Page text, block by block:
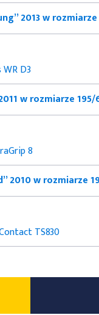
2013 w rozmiarze
D3
w rozmiarze 195/
8
2010 w rozmiarze
TS830